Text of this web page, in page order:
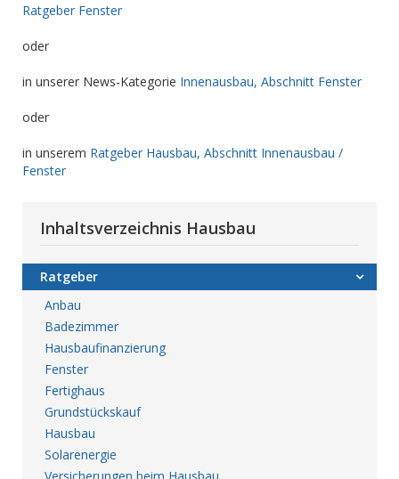
Ratgeber Fenster
oder
in unserer News-Kategorie Innenausbau, Abschnitt Fenster
oder
in unserem Ratgeber Hausbau, Abschnitt Innenausbau /
Fenster
Inhaltsverzeichnis Hausbau
Ratgeber
Anbau
Badezimmer
Hausbaufinanzierung
Fenster
Fertighaus
Grundstückskauf
Hausbau
Solarenergie